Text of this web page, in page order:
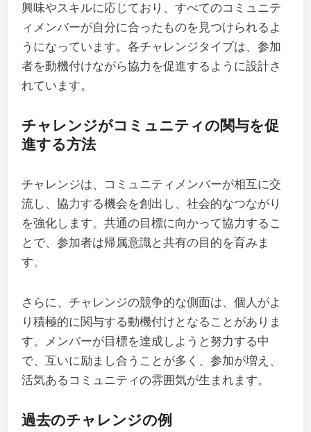
興味やスキルに応じており、すべてのコミュニテ
ィメンバーが自分に合ったものを見つけられるよ
うになっています。各チャレンジタイプは、参加
者を動機付けながら協力を促進するように設計さ
れています。
チャレンジがコミュニティの関与を促
進する方法
チャレンジは、コミュニティメンバーが相互に交
流し、協力する機会を創出し、社会的なつながり
を強化します。共通の目標に向かって協力するこ
とで、参加者は帰属意識と共有の目的を育みま
す。
さらに、チャレンジの競争的な側面は、個人がよ
り積極的に関与する動機付けとなることがありま
す。メンバーが目標を達成しようと努力する中
で、互いに励まし合うことが多く、参加が増え、
活気あるコミュニティの雰囲気が生まれます。
過去のチャレンジの例